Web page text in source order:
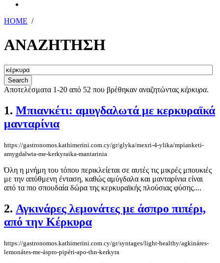
HOME /
ΑΝΑΖΗΤΗΣΗ
Αποτελέσματα 1-20 από 52 που βρέθηκαν αναζητώντας κέρκυρα.
1. Μπιανκέτι: αμυγδαλωτά με κερκυραϊκά
μανταρίνια
https://gastronomos.kathimerini.com.cy/gr/glyka/mexri-4-ylika/mpianketi-
amygdalwta-me-kerkyraika-mantarinia
Όλη η μνήμη του τόπου περικλείεται σε αυτές τις μικρές μπουκιές
με την απύθμενη ένταση, καθώς αμύγδαλα και μανταρίνια είναι
από τα πιο σπουδαία δώρα της κερκυραϊκής πλούσιας φύσης....
2. Αγκινάρες λεμονάτες με άσπρο πιπέρι,
από την Κέρκυρα
https://gastronomos.kathimerini.com.cy/gr/syntages/light-healthy/agkináres-
lemonátes-me-áspro-pipéri-apo-thn-kerkyra